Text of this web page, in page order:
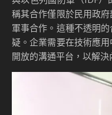
稱其合作僅限於民用政
軍事合作。這種不透明
疑。企業需要在技術應
開放的溝通平台，以解決